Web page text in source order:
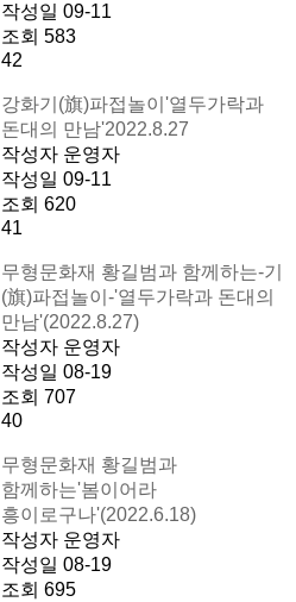
작성일 09-11
조회 583
42
강화기(旗)파접놀이'열두가락과
돈대의 만남'2022.8.27
작성자 운영자
작성일 09-11
조회 620
41
무형문화재 황길범과 함께하는-기
(旗)파접놀이-'열두가락과 돈대의
만남'(2022.8.27)
작성자 운영자
작성일 08-19
조회 707
40
무형문화재 황길범과
함께하는'봄이어라
흥이로구나'(2022.6.18)
작성자 운영자
작성일 08-19
조회 695